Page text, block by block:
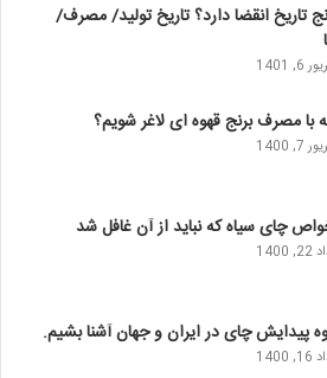
تاریخ انقضا دارد؟ تاریخ تولید/ مصرف/
1401
با مصرف برنج قهوه ای لاغر شویم؟
1400
پیدایش چای در ایران و جهان آشنا بشیم.